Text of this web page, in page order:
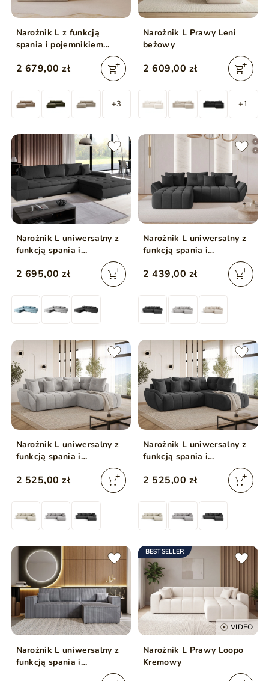
Narożnik L z funkcją
spania i pojemnikiem
jasny
2 679,00 zł
+3
Narożnik L Prawy Leni
beżowy
2 609,00 zł
+1
Narożnik L uniwersalny z
funkcją spania i
pojemnikiem Sonia Czarny
2 695,00 zł
Narożnik L uniwersalny z
funkcją spania i
Antracytowy
2 439,00 zł
Narożnik L uniwersalny z
funkcją spania i
pojemnikiem Genoa Jasny
szary
2 525,00 zł
Narożnik L uniwersalny z
funkcją spania i
Antracytowy
2 525,00 zł
Narożnik L uniwersalny z
funkcją spania i
pojemnikiem Prato XL
BESTSELLER
VIDEO
Narożnik L Prawy Loopo
Kremowy